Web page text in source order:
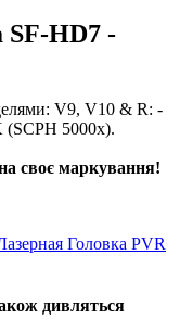
SF-HD7 -
V9, V10 & R: -
(SCPH 5000x).
своє маркування!
Головка PVR
дивляться